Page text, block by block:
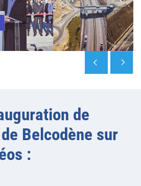
de
Belcodène sur
: